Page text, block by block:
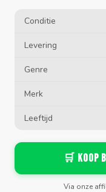
Conditie
Levering
Genre
Merk
Leeftijd
🛒 Koop
Via onze